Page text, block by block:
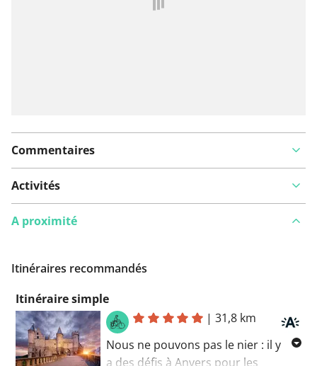
Commentaires
Activités
A proximité
Itinéraires recommandés
Itinéraire simple
|31,8 km
Nous ne pouvons pas le nier : il y
a des défis à Anvers pour les